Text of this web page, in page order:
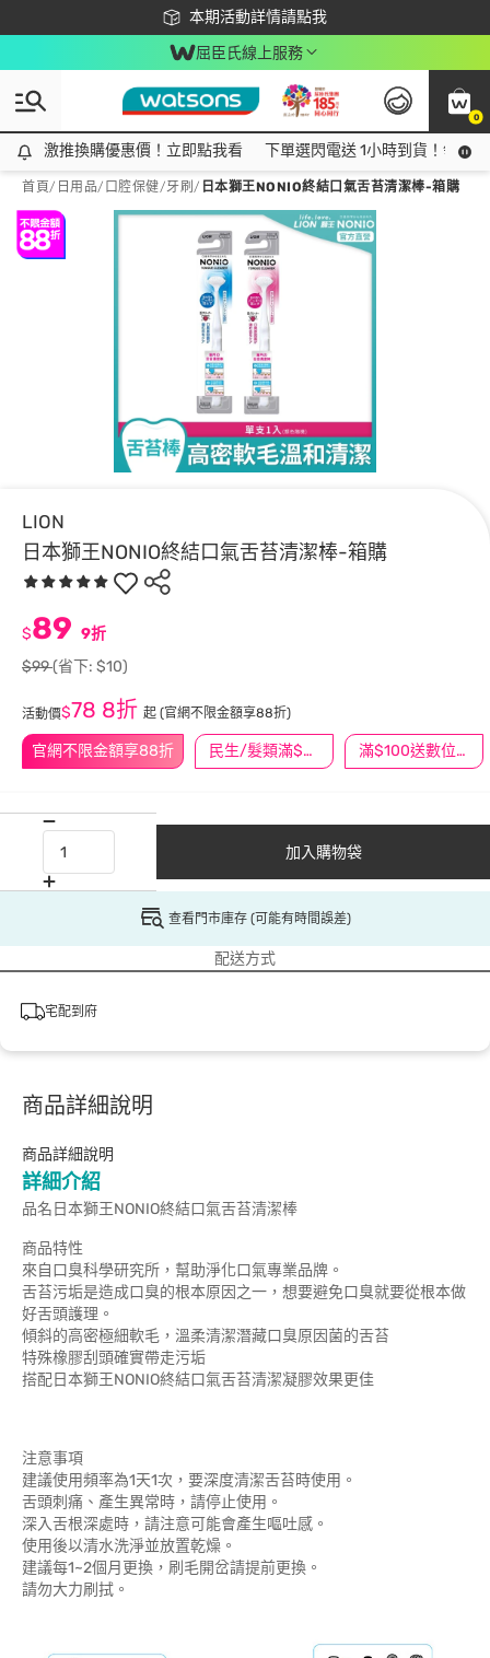
本期活動詳情請點我
下載app最高回饋$350
屈臣氏線上服務
0
激推換購優惠價！立即點我看
激推換購優惠價！立即點我看 下單選閃電送 1小時到貨！領神
首頁/ 日用品/ 口腔保健/牙刷 / 日本獅王NONIO終結口氣舌苔清潔棒-箱購
LION
日本獅王NONIO終結口氣舌苔清潔棒-箱購
官網不限金額享88折 民生/髮類滿$388送舒潔冰巾 滿$100送數位印花
$89 9折
$99(省下: $10)
活動價$78 8折 起 (官網不限金額享88折)
加入購物袋
查看門市庫存 (可能有時間誤差)
配送方式
宅配到府
商品詳細說明
商品詳細說明
詳細介紹
品名日本獅王NONIO終結口氣舌苔清潔棒
商品特性
來自口臭科學研究所，幫助淨化口氣專業品牌。
舌苔污垢是造成口臭的根本原因之一，想要避免口臭就要從根本做
好舌頭護理。
傾斜的高密極細軟毛，溫柔清潔潛藏口臭原因菌的舌苔
特殊橡膠刮頭確實帶走污垢
搭配日本獅王NONIO終結口氣舌苔清潔凝膠效果更佳
注意事項
建議使用頻率為1天1次，要深度清潔舌苔時使用。
舌頭刺痛、產生異常時，請停止使用。
深入舌根深處時，請注意可能會產生嘔吐感。
使用後以清水洗淨並放置乾燥。
建議每1~2個月更換，刷毛開岔請提前更換。
請勿大力刷拭。